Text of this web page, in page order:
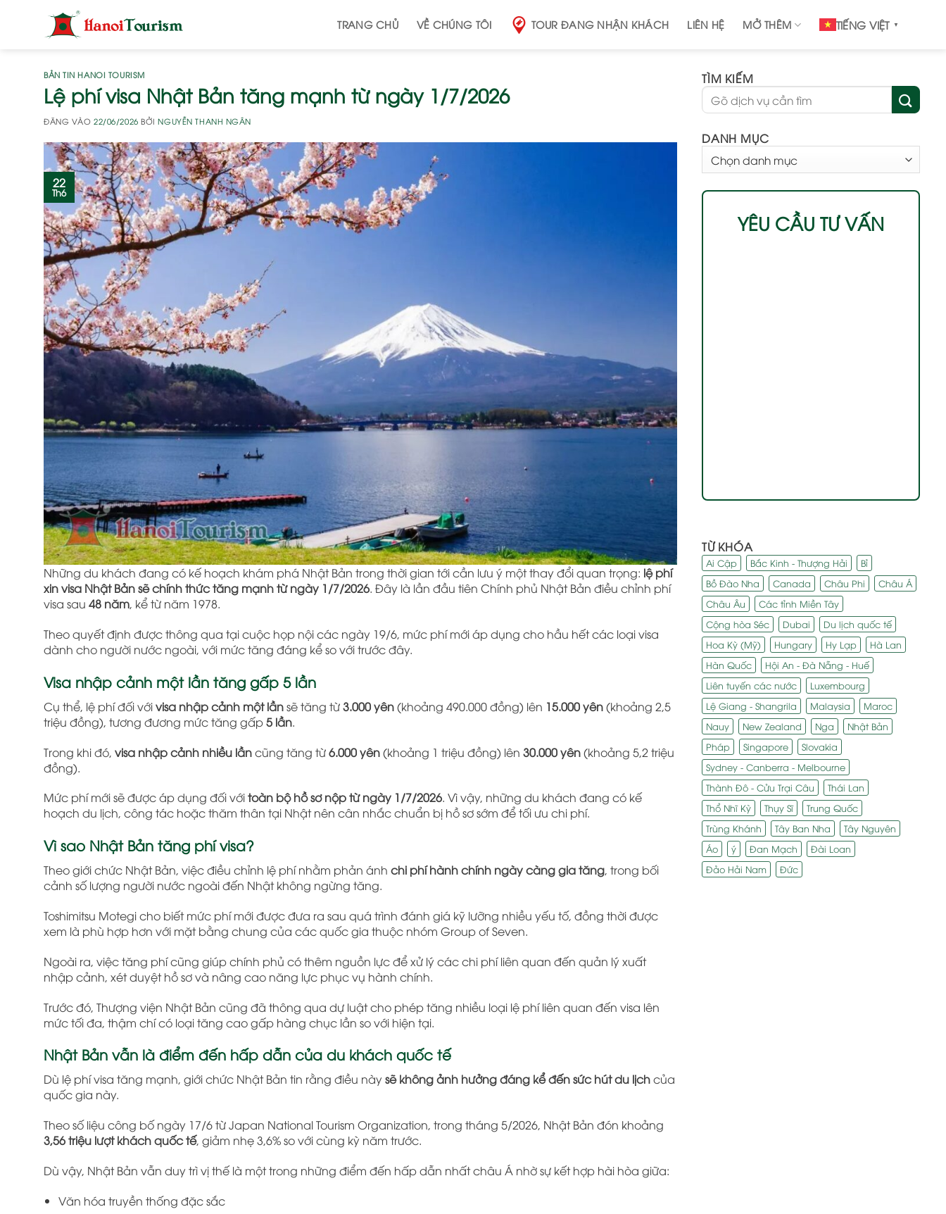
TRANG CHỦ VỀ CHÚNG TÔI TOUR ĐANG NHẬN KHÁCH LIÊN HỆ MỞ THÊM TIẾNG VIỆT ▼
BẢN TIN HANOI TOURISM
Lệ phí visa Nhật Bản tăng mạnh từ ngày 1/7/2026
ĐĂNG VÀO22/06/2026 BỞINGUYỄN THANH NGÂN
22
Th6
Những du khách đang có kế hoạch khám phá Nhật Bản trong thời gian tới cần lưu ý một thay đổi quan trọng: lệ phí
xin visa Nhật Bản sẽ chính thức tăng mạnh từ ngày 1/7/2026. Đây là lần đầu tiên Chính phủ Nhật Bản điều chỉnh phí
visa sau 48 năm, kể từ năm 1978.
Theo quyết định được thông qua tại cuộc họp nội các ngày 19/6, mức phí mới áp dụng cho hầu hết các loại visa
dành cho người nước ngoài, với mức tăng đáng kể so với trước đây.
Visa nhập cảnh một lần tăng gấp 5 lần
Cụ thể, lệ phí đối vớivisa nhập cảnh một lầnsẽ tăng từ3.000 yên(khoảng 490.000 đồng) lên 15.000 yên(khoảng 2,5
triệu đồng), tương đương mức tăng gấp5 lần.
Trong khi đó, visa nhập cảnh nhiều lầncũng tăng từ6.000 yên(khoảng 1 triệu đồng) lên 30.000 yên(khoảng 5,2 triệu
đồng).
Mức phí mới sẽ được áp dụng đối vớitoàn bộ hồ sơ nộp từ ngày 1/7/2026. Vì vậy, những du khách đang có kế
hoạch du lịch, công tác hoặc thăm thân tại Nhật nên cân nhắc chuẩn bị hồ sơ sớm để tối ưu chi phí.
Vì sao Nhật Bản tăng phí visa?
Theo giới chức Nhật Bản, việc điều chỉnh lệ phí nhằm phản ánh chi phí hành chính ngày càng gia tăng, trong bối
cảnh số lượng người nước ngoài đến Nhật không ngừng tăng.
Toshimitsu Motegicho biết mức phí mới được đưa ra sau quá trình đánh giá kỹ lưỡng nhiều yếu tố, đồng thời được
xem là phù hợp hơn với mặt bằng chung của các quốc gia thuộc nhóm Group of Seven.
Ngoài ra, việc tăng phí cũng giúp chính phủ có thêm nguồn lực để xử lý các chi phí liên quan đến quản lý xuất
nhập cảnh, xét duyệt hồ sơ và nâng cao năng lực phục vụ hành chính.
Trước đó, Thượng viện Nhật Bản cũng đã thông qua dự luật cho phép tăng nhiều loại lệ phí liên quan đến visa lên
mức tối đa, thậm chí có loại tăng cao gấp hàng chục lần so với hiện tại.
Nhật Bản vẫn là điểm đến hấp dẫn của du khách quốc tế
Dù lệ phí visa tăng mạnh, giới chức Nhật Bản tin rằng điều nàysẽ không ảnh hưởng đáng kể đến sức hút du lịchcủa
quốc gia này.
Theo số liệu công bố ngày 17/6 từJapan National Tourism Organization, trong tháng 5/2026, Nhật Bản đón khoảng
3,56 triệu lượt khách quốc tế, giảm nhẹ 3,6% so với cùng kỳ năm trước.
Dù vậy, Nhật Bản vẫn duy trì vị thế là một trong những điểm đến hấp dẫn nhất châu Á nhờ sự kết hợp hài hòa giữa:
Văn hóa truyền thống đặc sắc
TÌM KIẾM
DANH MỤC
MỤC
YÊU CẦU TƯ VẤN
TỪ KHÓA
Ai Cập Bắc Kinh - Thượng Hải
Bỉ
Bồ Đào Nha
Canada Châu Phi
Châu Á
Châu Âu
Các tỉnh Miền Tây
Cộng hòa Séc
Dubai
Du lịch quốc tế
Hoa Kỳ (Mỹ)
Hungary Hy Lạp
Hà Lan
Hàn Quốc
Hội An - Đà Nẵng - Huế
Liên tuyến các nước
Luxembourg
Lệ Giang - Shangrila
Malaysia
Maroc
Nauy
New Zealand Nga
Nhật Bản
Pháp
Singapore
Slovakia
Sydney - Canberra - Melbourne
Thành Đô - Cửu Trại Câu
Thái Lan
Thổ Nhĩ Kỳ
Thụy Sĩ
Trung Quốc
Trùng Khánh
Tây Ban Nha
Tây Nguyên
Áo
ý Đan Mạch
Đài Loan
Đảo Hải Nam
Đức